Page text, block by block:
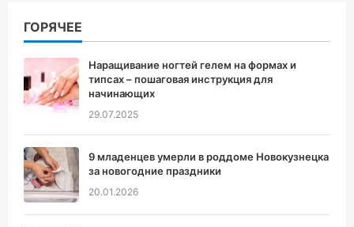
ГОРЯЧЕЕ
Наращивание ногтей гелем на формах и
типсах – пошаговая инструкция для
начинающих
29.07.2025
9 младенцев умерли в роддоме Новокузнецка
за новогодние праздники
20.01.2026